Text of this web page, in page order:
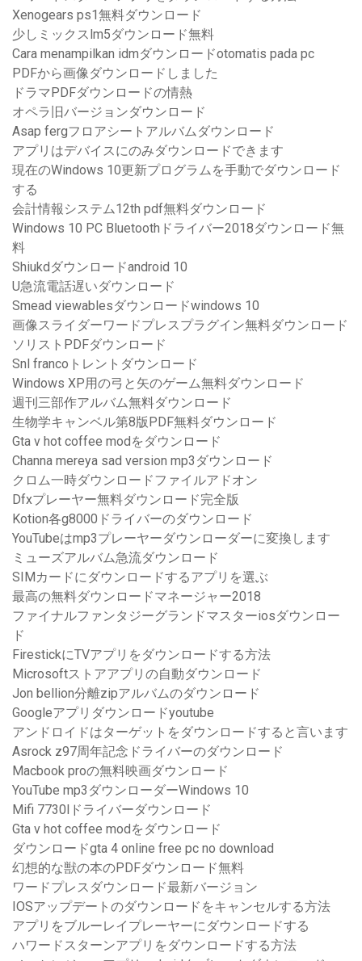
Xenogears ps1無料ダウンロード
少しミックスlm5ダウンロード無料
Cara menampilkan idmダウンロードotomatis pada pc
PDFから画像ダウンロードしました
ドラマPDFダウンロードの情熱
オペラ旧バージョンダウンロード
Asap fergフロアシートアルバムダウンロード
アプリはデバイスにのみダウンロードできます
現在のWindows 10更新プログラムを手動でダウンロード
する
会計情報システム12th pdf無料ダウンロード
Windows 10 PC Bluetoothドライバー2018ダウンロード無
料
Shiukdダウンロードandroid 10
U急流電話遅いダウンロード
Smead viewablesダウンロードwindows 10
画像スライダーワードプレスプラグイン無料ダウンロード
ソリストPDFダウンロード
Snl francoトレントダウンロード
Windows XP用の弓と矢のゲーム無料ダウンロード
週刊三部作アルバム無料ダウンロード
生物学キャンベル第8版PDF無料ダウンロード
Gta v hot coffee modをダウンロード
Channa mereya sad version mp3ダウンロード
クロム一時ダウンロードファイルアドオン
Dfxプレーヤー無料ダウンロード完全版
Kotion各g8000ドライバーのダウンロード
YouTubeはmp3プレーヤーダウンローダーに変換します
ミューズアルバム急流ダウンロード
SIMカードにダウンロードするアプリを選ぶ
最高の無料ダウンロードマネージャー2018
ファイナルファンタジーグランドマスターiosダウンロー
ド
FirestickにTVアプリをダウンロードする方法
Microsoftストアアプリの自動ダウンロード
Jon bellion分離zipアルバムのダウンロード
Googleアプリダウンロードyoutube
アンドロイドはターゲットをダウンロードすると言います
Asrock z97周年記念ドライバーのダウンロード
Macbook proの無料映画ダウンロード
YouTube mp3ダウンローダーWindows 10
Mifi 7730lドライバーダウンロード
Gta v hot coffee modをダウンロード
ダウンロードgta 4 online free pc no download
幻想的な獣の本のPDFダウンロード無料
ワードプレスダウンロード最新バージョン
IOSアップデートのダウンロードをキャンセルする方法
アプリをブルーレイプレーヤーにダウンロードする
ハワードスターンアプリをダウンロードする方法